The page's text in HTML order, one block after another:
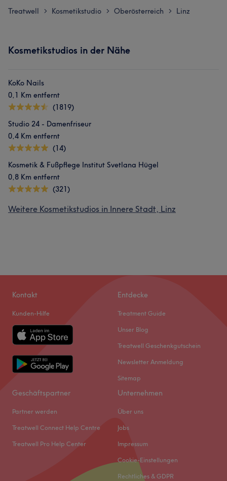
Treatwell > Kosmetikstudio > Oberösterreich > Linz
Kosmetikstudios in der Nähe
KoKo Nails
0,1 Km entfernt
(1819)
Studio 24 - Damenfriseur
0,4 Km entfernt
(14)
Kosmetik & Fußpflege Institut Svetlana Hügel
0,8 Km entfernt
(321)
Weitere Kosmetikstudios in Innere Stadt, Linz
Kontakt
Kunden-Hilfe
Entdecke
Treatment Guide
Unser Blog
Treatwell Geschenkgutschein
Newsletter Anmeldung
Sitemap
Geschäftspartner
Partner werden
Treatwell Connect Help Centre
Treatwell Pro Help Center
Unternehmen
Über uns
Jobs
Impressum
Cookie-Einstellungen
Rechtliches & GDPR